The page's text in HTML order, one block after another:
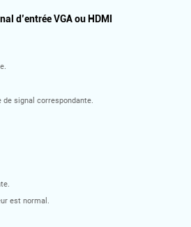
d’entrée VGA ou HDMI
signal correspondante.
est normal.